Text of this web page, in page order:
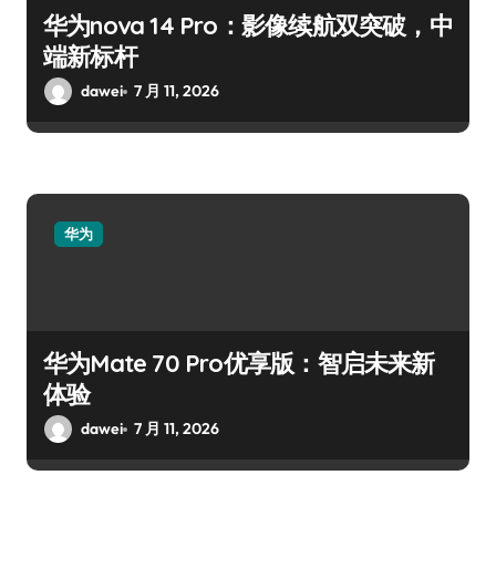
华为nova 14 Pro：影像续航双突破，中
端新标杆
dawei 7 月 11, 2026
华为
华为Mate 70 Pro优享版：智启未来新
体验
dawei 7 月 11, 2026